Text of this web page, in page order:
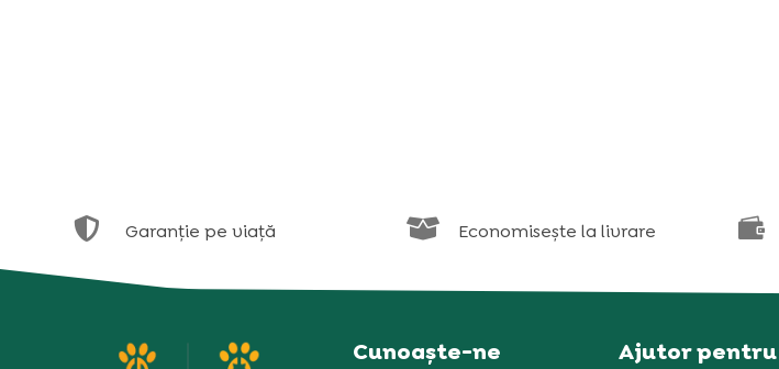
 Garanție pe viață  Economisește la livrare 
Cunoaște-ne
Ajutor pentru